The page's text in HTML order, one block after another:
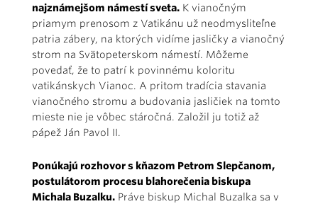
najznámejšom námestí sveta. K vianočným
priamym prenosom z Vatikánu už neodmysliteľne
patria zábery, na ktorých vidíme jasličky a vianočný
strom na Svätopeterskom námestí. Môžeme
povedať, že to patrí k povinnému koloritu
vatikánskych Vianoc. A pritom tradícia stavania
vianočného stromu a budovania jasličiek na tomto
mieste nie je vôbec stáročná. Založil ju totiž až
pápež Ján Pavol II.
Ponúkajú rozhovor s kňazom Petrom Slepčanom,
postulátorom procesu blahorečenia biskupa
Michala Buzalku. Práve biskup Michal Buzalka sa v